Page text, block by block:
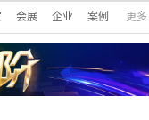
会展 企业 案例 更多